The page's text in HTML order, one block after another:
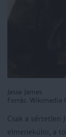
Jesse James
Forrás: Wikimedia
Csak a sértetlen
elmenekülni, a